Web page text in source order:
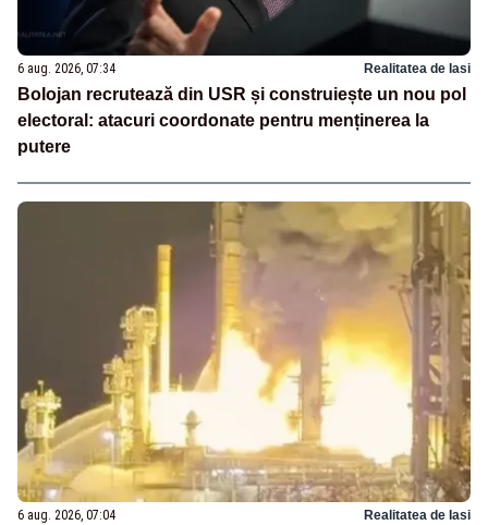
6 aug. 2026, 07:34 Realitatea de Iasi
Bolojan recrutează din USR și construiește un nou pol
electoral: atacuri coordonate pentru menținerea la
putere
6 aug. 2026, 07:04 Realitatea de Iasi